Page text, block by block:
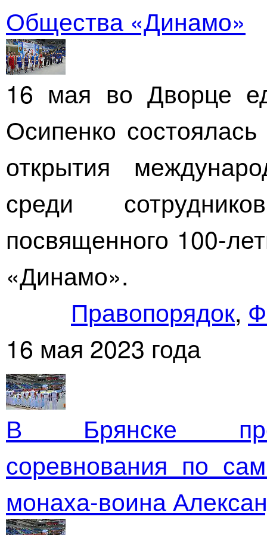
Общества «Динамо»
16 мая во Дворце
Осипенко
открытия
среди
посвященного 100-
«Динамо».
Правопорядок,
16 мая 2023 года
В Брянске
соревнования по
монаха-воина